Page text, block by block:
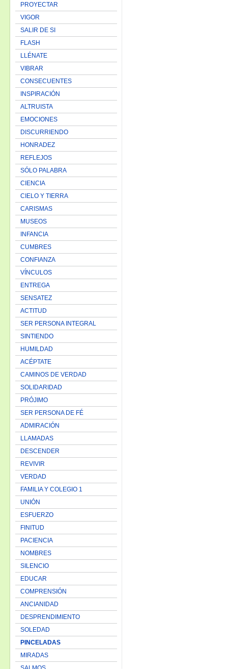
PROYECTAR
VIGOR
SALIR DE SI
FLASH
LLÉNATE
VIBRAR
CONSECUENTES
INSPIRACIÓN
ALTRUISTA
EMOCIONES
DISCURRIENDO
HONRADEZ
REFLEJOS
SÓLO PALABRA
CIENCIA
CIELO Y TIERRA
CARISMAS
MUSEOS
INFANCIA
CUMBRES
CONFIANZA
VÍNCULOS
ENTREGA
SENSATEZ
ACTITUD
SER PERSONA INTEGRAL
SINTIENDO
HUMILDAD
ACÉPTATE
CAMINOS DE VERDAD
SOLIDARIDAD
PRÓJIMO
SER PERSONA DE FÉ
ADMIRACIÓN
LLAMADAS
DESCENDER
REVIVIR
VERDAD
FAMILIA Y COLEGIO 1
UNIÓN
ESFUERZO
FINITUD
PACIENCIA
NOMBRES
SILENCIO
EDUCAR
COMPRENSIÓN
ANCIANIDAD
DESPRENDIMIENTO
SOLEDAD
PINCELADAS
MIRADAS